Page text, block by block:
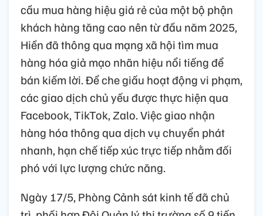
cầu mua hàng hiệu giá rẻ của một bộ phận
khách hàng tăng cao nên từ đầu năm 2025,
Hiền đã thông qua mạng xã hội tìm mua
hàng hóa giả mạo nhãn hiệu nổi tiếng để
bán kiếm lời. Để che giấu hoạt động vi phạm,
các giao dịch chủ yếu được thực hiện qua
Facebook, TikTok, Zalo. Việc giao nhận
hàng hóa thông qua dịch vụ chuyển phát
nhanh, hạn chế tiếp xúc trực tiếp nhằm đối
phó với lực lượng chức năng.
Ngày 17/5, Phòng Cảnh sát kinh tế đã chủ